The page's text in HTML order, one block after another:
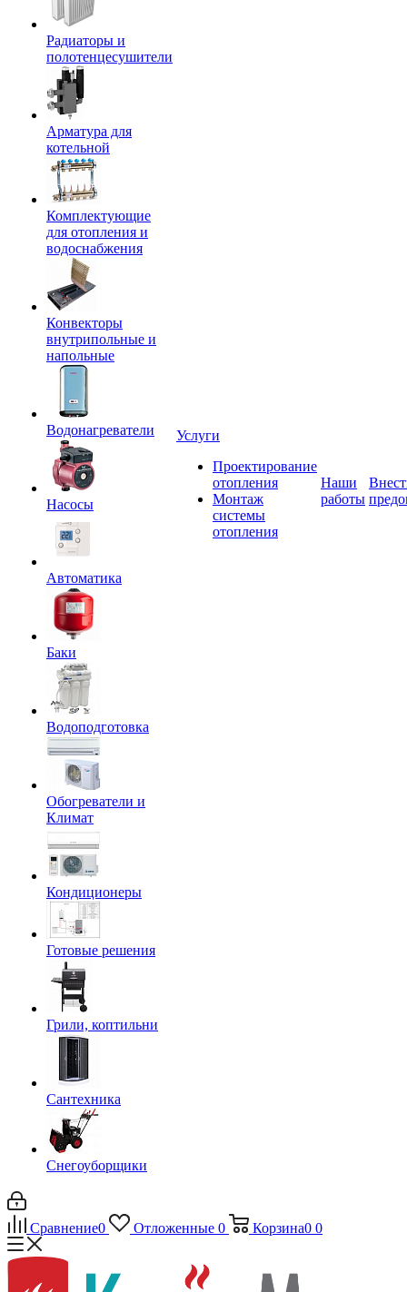
Радиаторы и
полотенцесушители
Арматура для
котельной
Комплектующие
для отопления и
водоснабжения
Конвекторы
внутрипольные и
напольные
Водонагреватели
Насосы
Автоматика
Баки
Водоподготовка
Обогреватели и
Климат
Кондиционеры
Готовые решения
Грили, коптильни
Сантехника
Снегоуборщики
Услуги
Проектирование
отопления
Монтаж
системы
отопления
Наши
работы
Сравнение0 Отложенные 0 Корзина0 0